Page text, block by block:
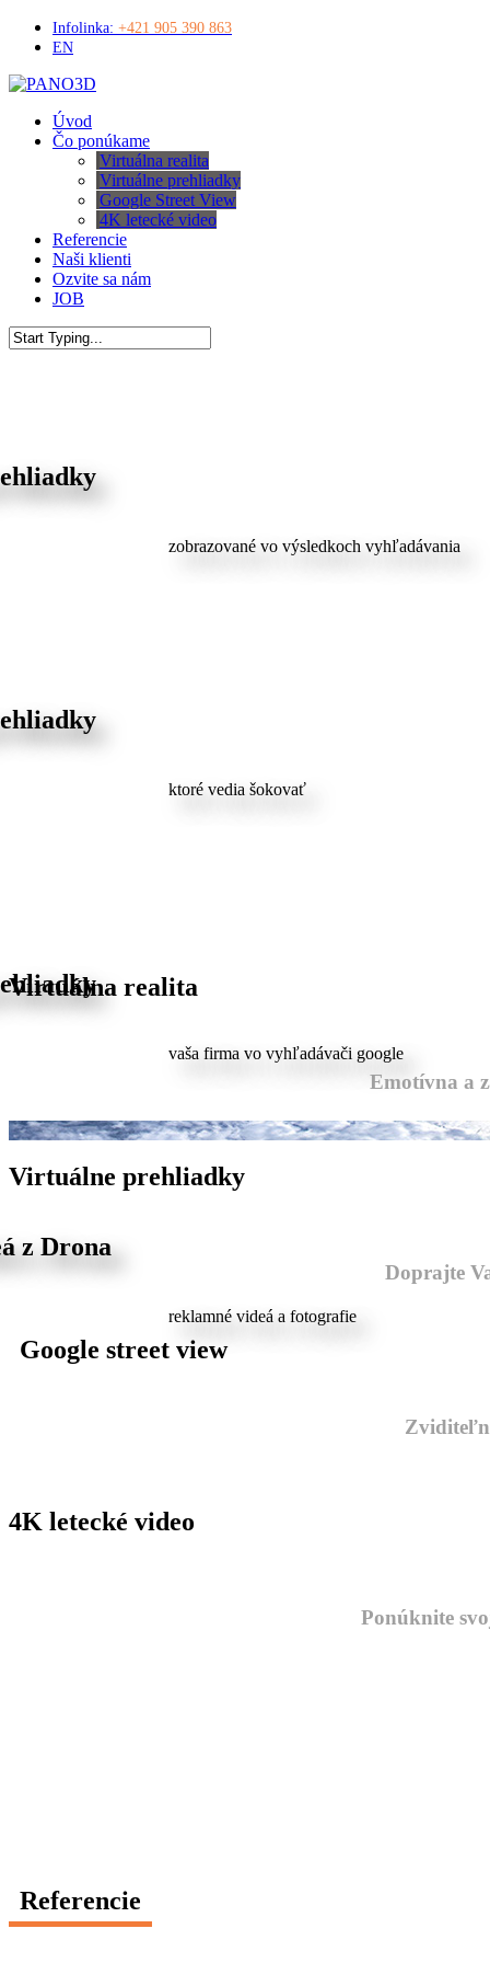
Skip
content
Infolinka: +421 905 390 863
EN
Menu
Úvod
Čo ponúkame
Virtuálna realita
Virtuálne prehliadky
Google Street View
4K letecké video
Referencie
Naši klienti
Ozvite sa nám
JOB
zobrazované vo výsledkoch vyhľadávania
ktoré vedia šokovať
vaša firma vo vyhľadávači google
z Drona
reklamné videá a fotografie
Virtuálna realita
Emotívna a
Virtuálne prehliadky
Doprajte
Google street view
4K letecké video
Ponúknite
Referencie